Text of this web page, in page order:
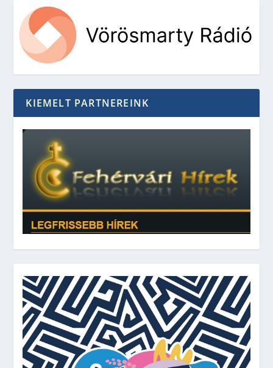
KIEMELT PARTNEREINK